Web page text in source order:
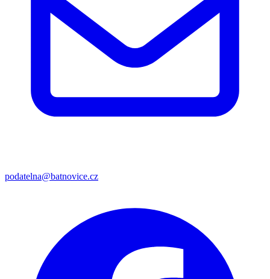
podatelna@batnovice.cz